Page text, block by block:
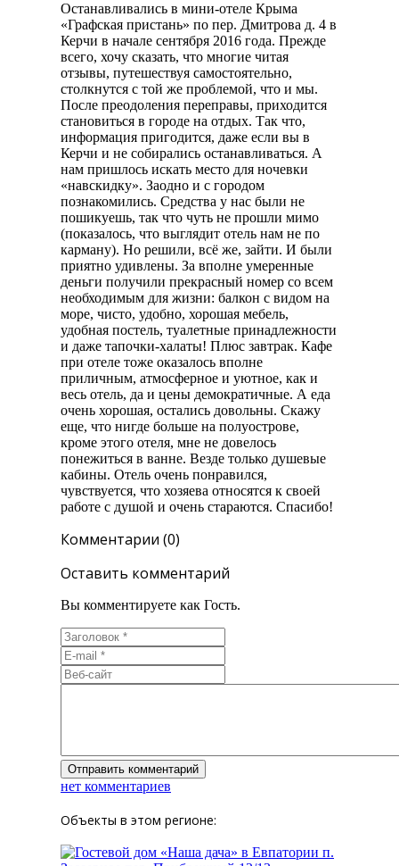
Останавливались в мини-отеле Крыма
«Графская пристань» по пер. Дмитрова д. 4 в
Керчи в начале сентября 2016 года. Прежде
всего, хочу сказать, что многие читая
отзывы, путешествуя самостоятельно,
столкнутся с той же проблемой, что и мы.
После преодоления переправы, приходится
становиться в городе на отдых. Так что,
информация пригодится, даже если вы в
Керчи и не собирались останавливаться. А
нам пришлось искать место для ночевки
«навскидку». Заодно и с городом
познакомились. Средства у нас были не
пошикуешь, так что чуть не прошли мимо
(показалось, что выглядит отель нам не по
карману). Но решили, всё же, зайти. И были
приятно удивлены. За вполне умеренные
деньги получили прекрасный номер со всем
необходимым для жизни: балкон с видом на
море, чисто, удобно, хорошая мебель,
удобная постель, туалетные принадлежности
и даже тапочки-халаты! Плюс завтрак. Кафе
при отеле тоже оказалось вполне
приличным, атмосферное и уютное, как и
весь отель, да и цены демократичные. А еда
очень хорошая, остались довольны. Скажу
еще, что нигде больше на полуострове,
кроме этого отеля, мне не довелось
понежиться в ванне. Везде только душевые
кабины. Отель очень понравился,
чувствуется, что хозяева относятся к своей
работе с душой и очень стараются. Спасибо!
Комментарии (0)
Оставить комментарий
Вы комментируете как Гость.
нет комментариев
Объекты в этом регионе: